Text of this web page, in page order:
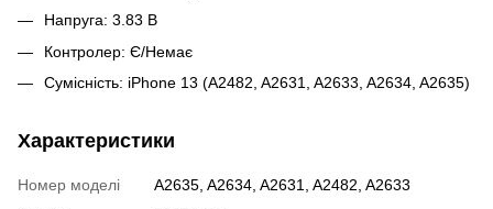
Напруга: 3.83 В
Контролер: Є/Немає
Сумісність: iPhone 13 (A2482, A2631, A2633, A2634, A2635)
Характеристики
Номер моделі
A2635, A2634, A2631, A2482, A2633